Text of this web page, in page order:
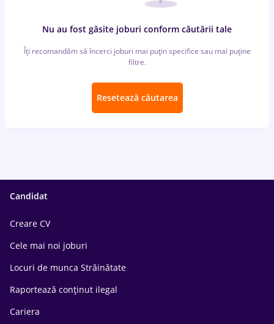
Nu au fost găsite joburi conform căutării tale
Îți recomandăm să încerci joburi mai puțin specifice sau mai puține
filtre.
Resetează căutarea
Candidat
Creare CV
Cele mai noi joburi
Locuri de munca Străinătate
Raportează conținut ilegal
Cariera